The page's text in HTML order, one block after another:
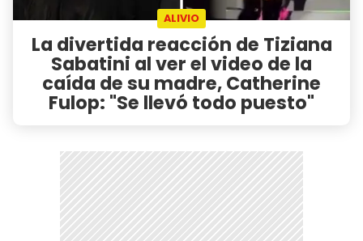
ALIVIO
La divertida reacción de Tiziana
Sabatini al ver el video de la
caída de su madre, Catherine
Fulop: "Se llevó todo puesto"